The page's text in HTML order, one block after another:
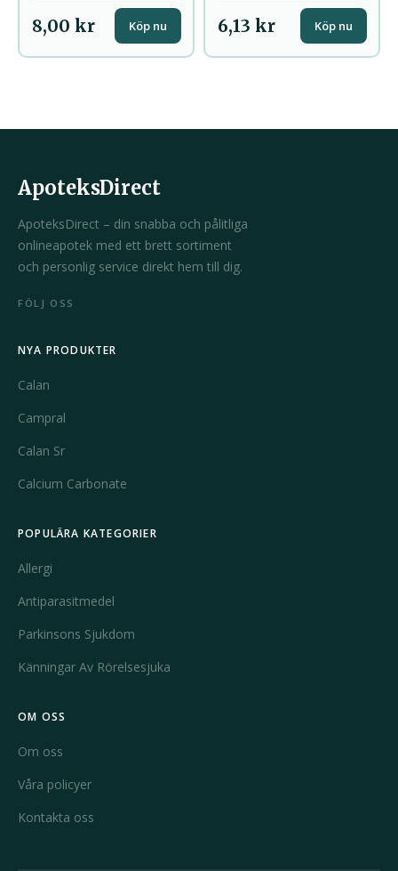
8,00 kr Köp nu 6,13 kr Köp nu
ApoteksDirect
ApoteksDirect – din snabba och pålitliga
onlineapotek med ett brett sortiment
och personlig service direkt hem till dig.
FÖLJ OSS
NYA PRODUKTER
Calan
Campral
Calan Sr
Calcium Carbonate
POPULÄRA KATEGORIER
Allergi
Antiparasitmedel
Parkinsons Sjukdom
Känningar Av Rörelsesjuka
OM OSS
Om oss
Våra policyer
Kontakta oss